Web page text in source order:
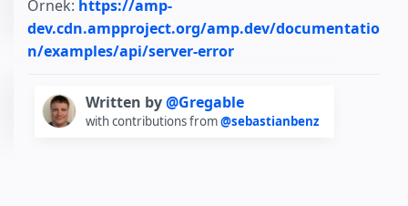
Örnek: https://amp-
dev.cdn.ampproject.org/amp.dev/documentatio
n/examples/api/server-error
Written by@Gregable
with contributions from@sebastianbenz